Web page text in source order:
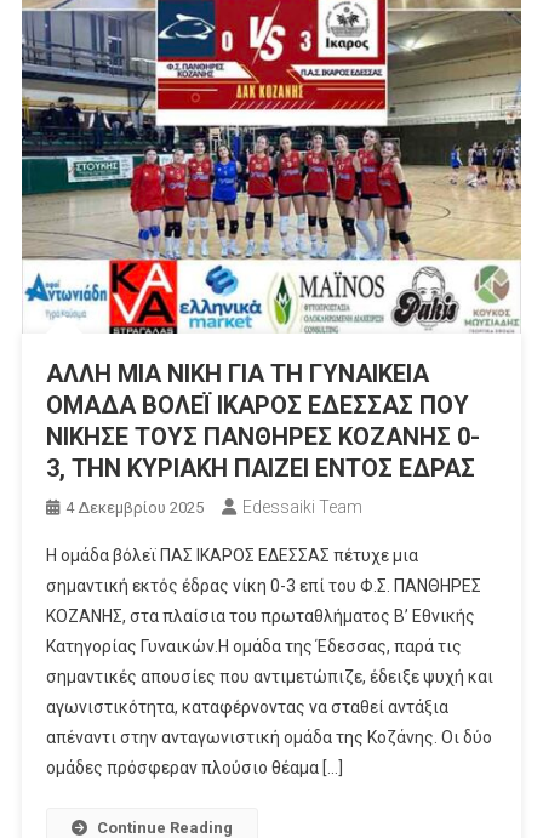
ΑΛΛΗ ΜΙΑ ΝΙΚΗ ΓΙΑ ΤΗ ΓΥΝΑΙΚΕΙΑ
ΟΜΑΔΑ ΒΟΛΕΪ ΙΚΑΡΟΣ ΕΔΕΣΣΑΣ ΠΟΥ
ΝΙΚΗΣΕ ΤΟΥΣ ΠΑΝΘΗΡΕΣ ΚΟΖΑΝΗΣ 0-
3, ΤΗΝ ΚΥΡΙΑΚΗ ΠΑΙΖΕΙ ΕΝΤΟΣ ΕΔΡΑΣ
4 Δεκεμβρίου 2025 Edessaiki Team
Η ομάδα βόλεϊ ΠΑΣ ΙΚΑΡΟΣ ΕΔΕΣΣΑΣ πέτυχε μια
σημαντική εκτός έδρας νίκη 0-3 επί του Φ.Σ. ΠΑΝΘΗΡΕΣ
ΚΟΖΑΝΗΣ, στα πλαίσια του πρωταθλήματος Β’ Εθνικής
Κατηγορίας Γυναικών.Η ομάδα της Έδεσσας, παρά τις
σημαντικές απουσίες που αντιμετώπιζε, έδειξε ψυχή και
αγωνιστικότητα, καταφέρνοντας να σταθεί αντάξια
απέναντι στην ανταγωνιστική ομάδα της Κοζάνης. Οι δύο
ομάδες πρόσφεραν πλούσιο θέαμα […]
Continue Reading